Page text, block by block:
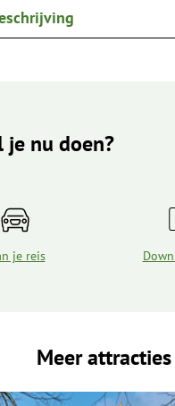
je nu doen?
je reis
Meer attracties